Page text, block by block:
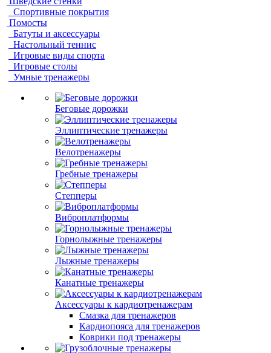
Спортивные покрытия
Помосты
Батуты и аксессуары
Настольный теннис
Игровые виды спорта
Игровые столы
Умные тренажеры
Беговые дорожки
Эллиптические тренажеры
Велотренажеры
Гребные тренажеры
Степперы
Виброплатформы
Горнолыжные тренажеры
Лыжные тренажеры
Канатные тренажеры
Аксессуары к кардиотренажерам
Смазка для тренажеров
Кардиопояса для тренажеров
Коврики под тренажеры